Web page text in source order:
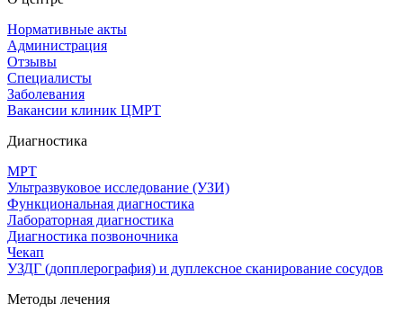
Нормативные акты
Администрация
Отзывы
Специалисты
Заболевания
Вакансии клиник ЦМРТ
Диагностика
МРТ
Ультразвуковое исследование (УЗИ)
Функциональная диагностика
Лабораторная диагностика
Диагностика позвоночника
Чекап
УЗДГ (допплерография) и дуплексное сканирование сосудов
Методы лечения